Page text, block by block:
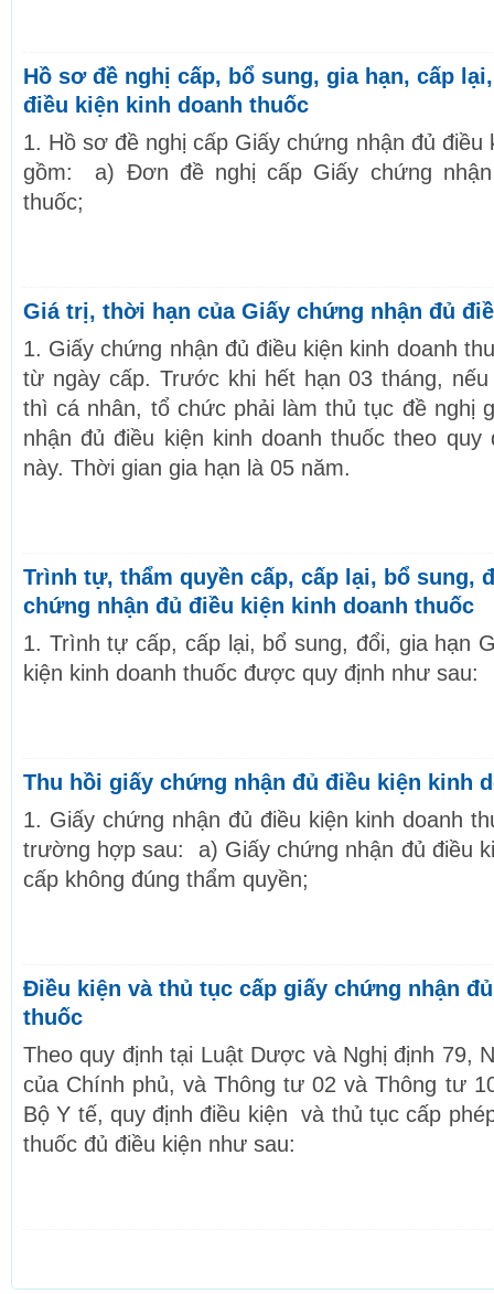
Hồ sơ đề nghị cấp, bổ sung, gia hạn, cấp
điều kiện kinh doanh thuốc
1. Hồ sơ đề nghị cấp Giấy chứng nhận đủ điều
gồm: a) Đơn đề nghị cấp Giấy chứng
thuốc;
Giá trị, thời hạn của Giấy chứng nhận đủ
1. Giấy chứng nhận đủ điều kiện kinh doanh
từ ngày cấp. Trước khi hết hạn 03 tháng,
thì cá nhân, tổ chức phải làm thủ tục đề nghị
nhận đủ điều kiện kinh doanh thuốc theo
này. Thời gian gia hạn là 05 năm.
Trình tự, thẩm quyền cấp, cấp lại, bổ sung,
chứng nhận đủ điều kiện kinh doanh thuốc
1. Trình tự cấp, cấp lại, bổ sung, đổi, gia hạn
kiện kinh doanh thuốc được quy định như sau:
Thu hồi giấy chứng nhận đủ điều kiện kinh
1. Giấy chứng nhận đủ điều kiện kinh doanh
trường hợp sau: a) Giấy chứng nhận đủ điều
cấp không đúng thẩm quyền;
Điều kiện và thủ tục cấp giấy chứng nhận
thuốc
Theo quy định tại Luật Dược và Nghị định 79,
của Chính phủ, và Thông tư 02 và Thông tư
Bộ Y tế, quy định điều kiện và thủ tục cấp
thuốc đủ điều kiện như sau: